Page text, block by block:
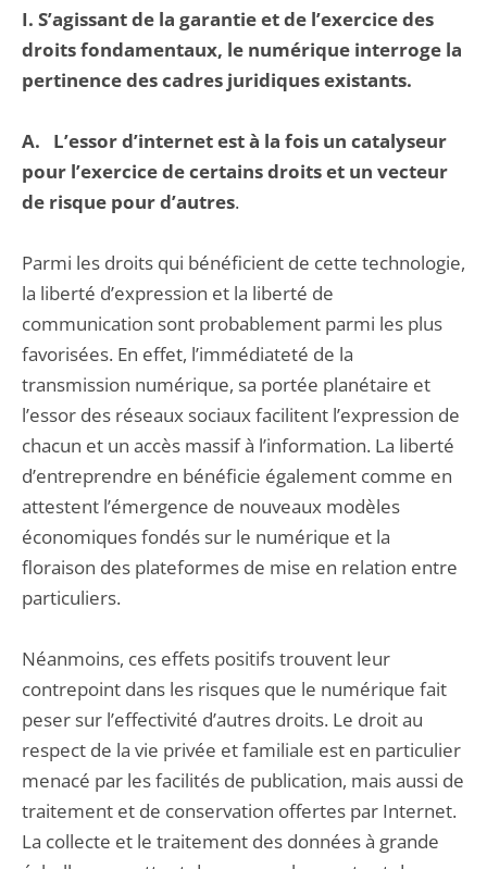
I. S’agissant de la garantie et de l’exercice des
droits fondamentaux, le numérique interroge la
pertinence des cadres juridiques existants.
A. L’essor d’internet est à la fois un catalyseur
pour l’exercice de certains droits et un vecteur
de risque pour d’autres.
Parmi les droits qui bénéficient de cette technologie,
la liberté d’expression et la liberté de
communication sont probablement parmi les plus
favorisées. En effet, l’immédiateté de la
transmission numérique, sa portée planétaire et
l’essor des réseaux sociaux facilitent l’expression de
chacun et un accès massif à l’information. La liberté
d’entreprendre en bénéficie également comme en
attestent l’émergence de nouveaux modèles
économiques fondés sur le numérique et la
floraison des plateformes de mise en relation entre
particuliers.
Néanmoins, ces effets positifs trouvent leur
contrepoint dans les risques que le numérique fait
peser sur l’effectivité d’autres droits. Le droit au
respect de la vie privée et familiale est en particulier
menacé par les facilités de publication, mais aussi de
traitement et de conservation offertes par Internet.
La collecte et le traitement des données à grande